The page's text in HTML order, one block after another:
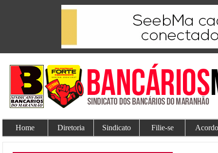
Home Diretoria Sindicato Filie-se